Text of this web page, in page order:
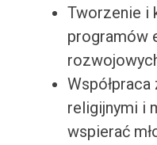
Tworzenie i
programów
religijnymi i
wspierać